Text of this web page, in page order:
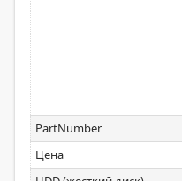
PartNumber
Цена